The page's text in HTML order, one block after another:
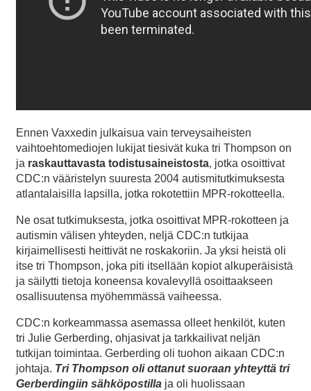
Ennen Vaxxedin julkaisua vain terveysaiheisten
vaihtoehtomediojen lukijat tiesivät kuka tri Thompson on
ja raskauttavasta todistusaineistosta, jotka osoittivat
CDC:n vääristelyn suuresta 2004 autismitutkimuksesta
atlantalaisilla lapsilla, jotka rokotettiin MPR-rokotteella.
Ne osat tutkimuksesta, jotka osoittivat MPR-rokotteen ja
autismin välisen yhteyden, neljä CDC:n tutkijaa
kirjaimellisesti heittivät ne roskakoriin. Ja yksi heistä oli
itse tri Thompson, joka piti itsellään kopiot alkuperäisistä
ja säilytti tietoja koneensa kovalevyllä osoittaakseen
osallisuutensa myöhemmässä vaiheessa.
CDC:n korkeammassa asemassa olleet henkilöt, kuten
tri Julie Gerberding, ohjasivat ja tarkkailivat neljän
tutkijan toimintaa. Gerberding oli tuohon aikaan CDC:n
johtaja. Tri Thompson oli ottanut suoraan yhteyttä tri
Gerberdingiin sähköpostilla ja oli huolissaan